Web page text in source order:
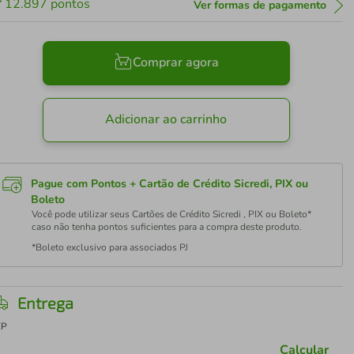
12.897 pontos Ver formas de pagamento
Comprar agora
Adicionar ao carrinho
Pague com Pontos + Cartão de Crédito Sicredi, PIX ou
Boleto
Você pode utilizar seus Cartões de Crédito Sicredi , PIX ou Boleto*
caso não tenha pontos suficientes para a compra deste produto.
*Boleto exclusivo para associados PJ
Entrega
Calcular